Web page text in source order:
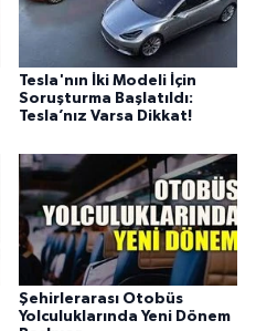
Tesla'nın İki Modeli İçin
Soruşturma Başlatıldı:
Tesla’nız Varsa Dikkat!
Şehirlerarası Otobüs
Yolculuklarında Yeni Dönem